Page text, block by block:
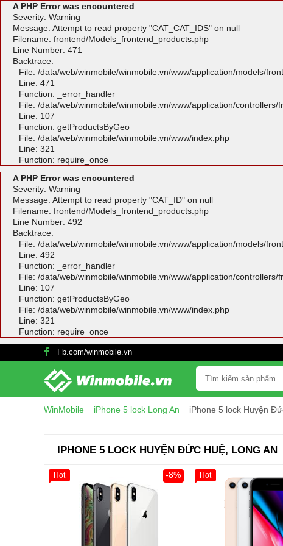
A PHP Error was encountered
Severity: Warning
Message: Attempt to read property "CAT_CAT_IDS" on null
Filename: frontend/Models_frontend_products.php
Line Number: 471
Backtrace:
File: /data/web/winmobile/winmobile.vn/www/application/models/
Line: 471
Function: _error_handler
File: /data/web/winmobile/winmobile.vn/www/application/controllers/
Line: 107
Function: getProductsByGeo
File: /data/web/winmobile/winmobile.vn/www/index.php
Line: 321
Function: require_once
A PHP Error was encountered
Severity: Warning
Message: Attempt to read property "CAT_ID" on null
Filename: frontend/Models_frontend_products.php
Line Number: 492
Backtrace:
File: /data/web/winmobile/winmobile.vn/www/application/models/
Line: 492
Function: _error_handler
File: /data/web/winmobile/winmobile.vn/www/application/controllers/
Line: 107
Function: getProductsByGeo
File: /data/web/winmobile/winmobile.vn/www/index.php
Line: 321
Function: require_once
Fb.com/winmobile.vn
WinMobile iPhone 5 lock Long An iPhone 5 lock Huyện
IPHONE 5 LOCK HUYỆN ĐỨC HUỆ, LONG AN
Giảm 100.000đ
Khách Hàng
Thân Thiết
Tặng
-8%
Hot
Giảm 100.000đ
Thân Thiết
Hot